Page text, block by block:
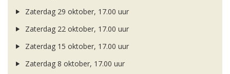
Zaterdag 29 oktober, 17.00 uur
Zaterdag 22 oktober, 17.00 uur
Zaterdag 15 oktober, 17.00 uur
Zaterdag 8 oktober, 17.00 uur